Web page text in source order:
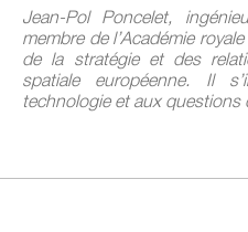
Jean-Pol Poncelet,
membre de l’Académie
de la stratégie et des
spatiale européenne. Il
technologie et aux questions